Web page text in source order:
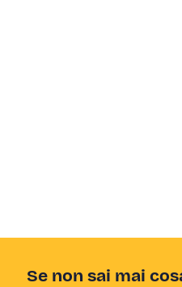
Se non sai mai